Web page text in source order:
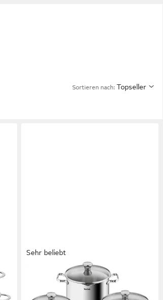
Sortieren nach: Topseller
Sehr beliebt
Topf-Set Duetto Induktion, robust
und hochwertig, Induktions Töpfe